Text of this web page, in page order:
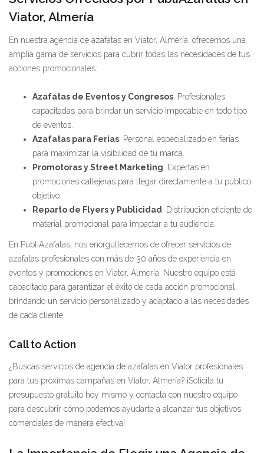
Viator, Almería
En nuestra agencia de azafatas en Viator, Almería, ofrecemos una
amplia gama de servicios para cubrir todas las necesidades de tus
acciones promocionales:
Azafatas de Eventos y Congresos: Profesionales
capacitadas para brindar un servicio impecable en todo tipo
de eventos.
Azafatas para Ferias: Personal especializado en ferias
para maximizar la visibilidad de tu marca.
Promotoras y Street Marketing: Expertas en
promociones callejeras para llegar directamente a tu público
objetivo.
Reparto de Flyers y Publicidad : Distribución eficiente de
material promocional para impactar a tu audiencia.
En PubliAzafatas, nos enorgullecemos de ofrecer servicios de
azafatas profesionales con más de 30 años de experiencia en
eventos y promociones en Viator, Almería. Nuestro equipo está
capacitado para garantizar el éxito de cada acción promocional,
brindando un servicio personalizado y adaptado a las necesidades
de cada cliente.
Call to Action
¿Buscas servicios de agencia de azafatas en Viator profesionales
para tus próximas campañas en Viator, Almería? ¡Solicita tu
presupuesto gratuito hoy mismo y contacta con nuestro equipo
para descubrir cómo podemos ayudarte a alcanzar tus objetivos
comerciales de manera efectiva!